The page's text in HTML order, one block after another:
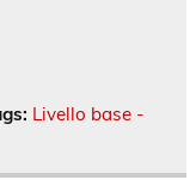
Livello base -